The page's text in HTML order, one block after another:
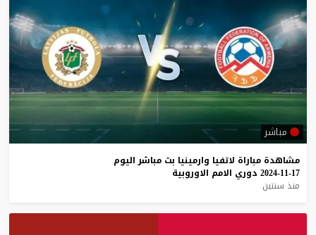
مباشر
مشاهدة مباراة لاتفيا وارمينيا بث مباشر اليوم
17-11-2024
دوري الامم الاوروبية
منذ سنتين